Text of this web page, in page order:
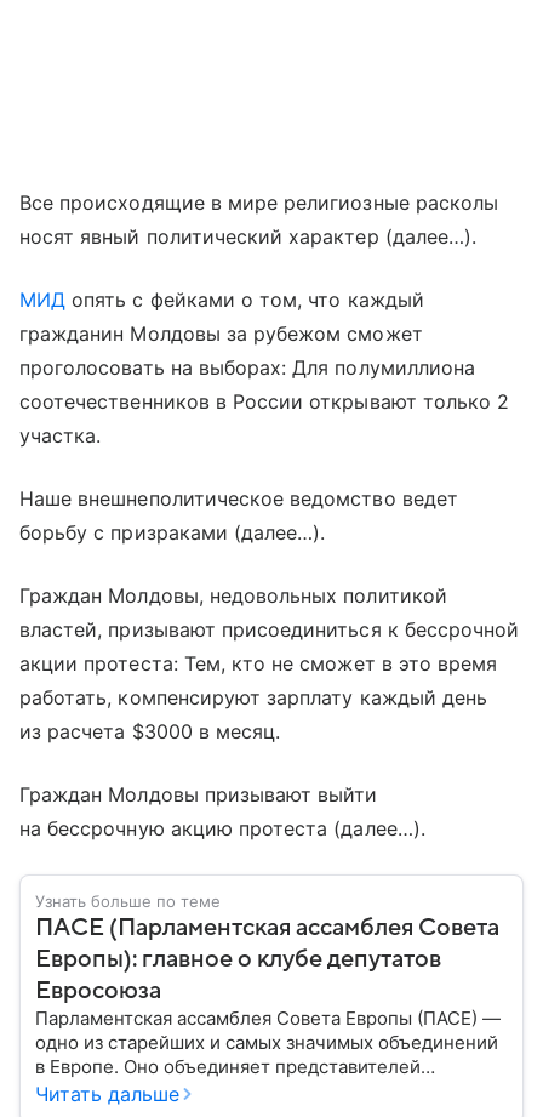
Все происходящие в мире религиозные расколы
носят явный политический характер (далее…).
МИД опять с фейками о том, что каждый
гражданин Молдовы за рубежом сможет
проголосовать на выборах: Для полумиллиона
соотечественников в России открывают только 2
участка.
Наше внешнеполитическое ведомство ведет
борьбу с призраками (далее…).
Граждан Молдовы, недовольных политикой
властей, призывают присоединиться к бессрочной
акции протеста: Тем, кто не сможет в это время
работать, компенсируют зарплату каждый день
из расчета $3000 в месяц.
Граждан Молдовы призывают выйти
на бессрочную акцию протеста (далее…).
Узнать больше по теме
ПАСЕ (Парламентская ассамблея Совета
Европы): главное о клубе депутатов
Евросоюза
Парламентская ассамблея Совета Европы (ПАСЕ) —
одно из старейших и самых значимых объединений
в Европе. Оно объединяет представителей
национальных парламентов стран-членов Совета
Читать дальше